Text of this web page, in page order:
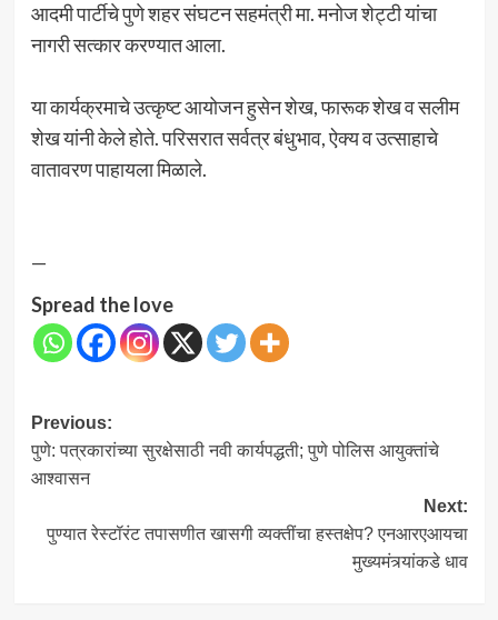
आदमी पार्टीचे पुणे शहर संघटन सहमंत्री मा. मनोज शेट्टी यांचा
नागरी सत्कार करण्यात आला.
या कार्यक्रमाचे उत्कृष्ट आयोजन हुसेन शेख, फारूक शेख व सलीम
शेख यांनी केले होते. परिसरात सर्वत्र बंधुभाव, ऐक्य व उत्साहाचे
वातावरण पाहायला मिळाले.
—
Spread the love
Post
navigation
Previous:
पुणे: पत्रकारांच्या सुरक्षेसाठी नवी कार्यपद्धती; पुणे पोलिस आयुक्तांचे
आश्वासन
Next:
पुण्यात रेस्टॉरंट तपासणीत खासगी व्यक्तींचा हस्तक्षेप? एनआरएआयचा
मुख्यमंत्र्यांकडे धाव